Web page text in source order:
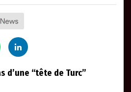
d’une “tête de Turc”